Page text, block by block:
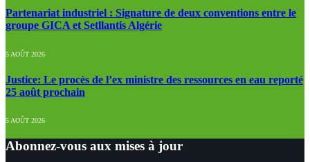
Partenariat industriel : Signature de deux conventions entre le
groupe GICA et Setllantis Algérie
5 AOÛT 2026
Justice: Le procès de l’ex ministre des ressources en eau reporté
25 août prochain
5 AOÛT 2026
Abonnez-vous aux mises à jour